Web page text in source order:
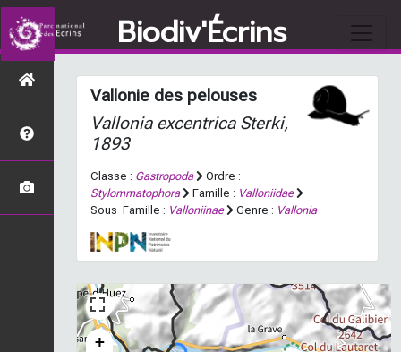
Biodiv'Écrins
Vallonie des pelouses
Vallonia excentricaSterki,
1893
Classe : Gastropoda
Ordre :
Stylommatophora
Famille : Valloniidae
Sous-Famille : Valloniinae Genre : Vallonia
+